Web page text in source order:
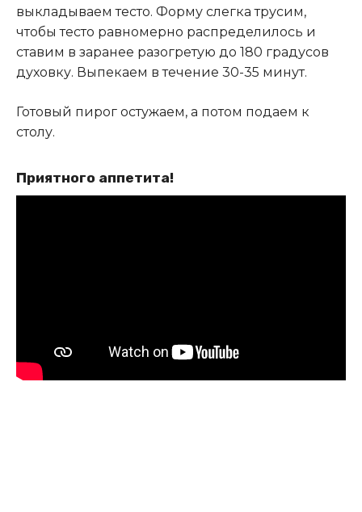
выкладываем тесто. Форму слегка трусим,
чтобы тесто равномерно распределилось и
ставим в заранее разогретую до 180 градусов
духовку. Выпекаем в течение 30-35 минут.
Готовый пирог остужаем, а потом подаем к
столу.
Приятного аппетита!